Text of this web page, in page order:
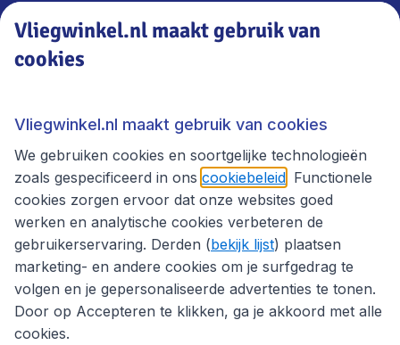
Vliegwinkel.nl
Thema's
Vliegwinkel.nl maakt gebruik van
cookies
Vliegwinkel.nl maakt gebruik van cookies
We gebruiken cookies en soortgelijke technologieën
zoals gespecificeerd in ons cookiebeleid . Functionele
cookies zorgen ervoor dat onze websites goed
werken en analytische cookies verbeteren de
gebruikerservaring. Derden (bekijk lijst) plaatsen
marketing- en andere cookies om je surfgedrag te
volgen en je gepersonaliseerde advertenties te tonen.
Door op Accepteren te klikken, ga je akkoord met alle
cookies.